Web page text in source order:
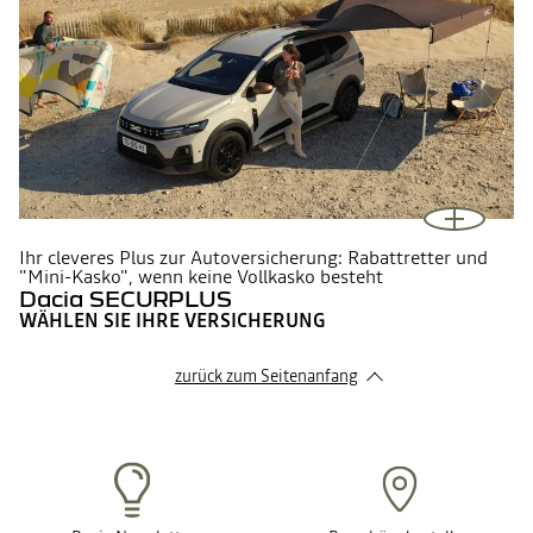
Ihr cleveres Plus zur Autoversicherung: Rabattretter und
"Mini-Kasko", wenn keine Vollkasko besteht
Dacia SECURPLUS
WÄHLEN SIE IHRE VERSICHERUNG
zurück zum Seitenanfang